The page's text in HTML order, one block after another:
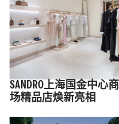
SANDRO上海国金中心商
场精品店焕新亮相